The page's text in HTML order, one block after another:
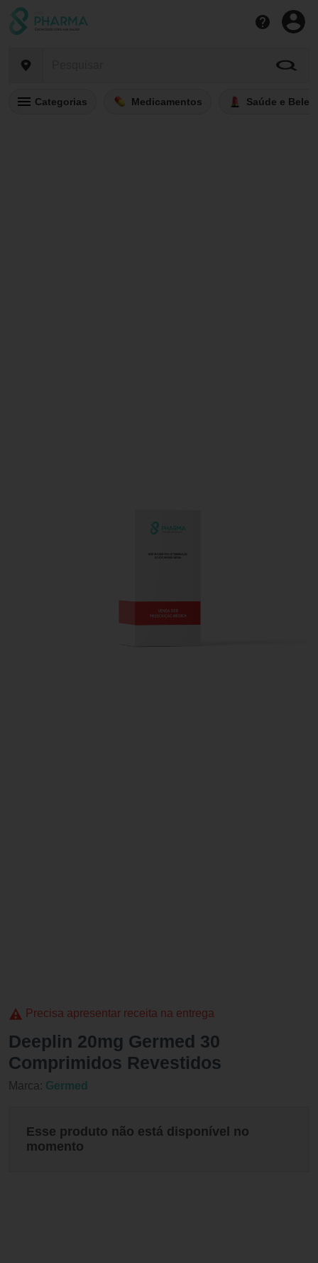
Categorias Medicamentos Saúde e
Precisa apresentar receita na entrega
Deeplin 20mg Germed 30
Comprimidos Revestidos
Marca: Germed
Esse produto não está disponível no
momento